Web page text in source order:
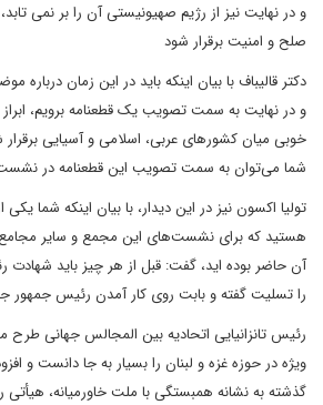
و در نهایت نیز از رژیم صهیونیستی آن را بر نمی
صلح و امنیت برقرار شود
دکتر قالیباف با بیان اینکه باید در این زمان
و در نهایت به سمت تصویب یک قطعنامه برویم،
خوبی میان کشورهای عربی، اسلامی و آسیایی
شما می‌توان به سمت تصویب این قطعنامه در
تولیا اکسون نیز در این دیدار، با بیان اینکه شما
هستید که برای نشست‌های این مجمع و سایر مجامع
آن حاضر بوده اید، گفت: قبل از هر چیز باید
را تسلیت گفته و بابت روی کار آمدن رئیس جمهور
رئیس تانزانیایی اتحادیه بین المجالس جهانی طرح
گذشته به نشانه همبستگی با ملت خاورمیانه، هیأتی